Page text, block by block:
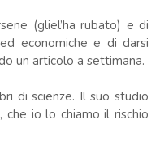
(gliel’ha rubato) e di
economiche e di darsi
un articolo a settimana.
di scienze. Il suo studio
io lo chiamo il rischio